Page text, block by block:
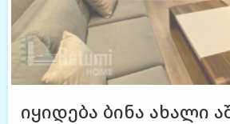
იყიდება ბინა ახალი